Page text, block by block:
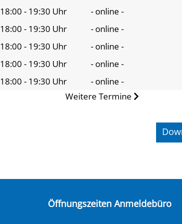
18:00 - 19:30 Uhr
- online -
18:00 - 19:30 Uhr
- online -
18:00 - 19:30 Uhr
- online -
18:00 - 19:30 Uhr
- online -
18:00 - 19:30 Uhr
- online -
Weitere Termine
Öffnungszeiten Anmeldebüro